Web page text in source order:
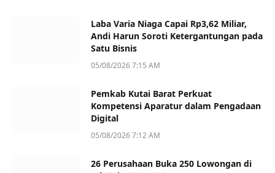
Laba Varia Niaga Capai Rp3,62 Miliar,
Andi Harun Soroti Ketergantungan pada
Satu Bisnis
05/08/2026 7:15 AM
Pemkab Kutai Barat Perkuat
Kompetensi Aparatur dalam Pengadaan
Digital
05/08/2026 7:12 AM
26 Perusahaan Buka 250 Lowongan di